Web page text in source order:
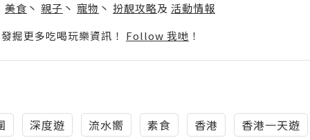
美食 丶 親子 丶 寵物 丶 扮靚攻略及 活動情報
掘更多吃喝玩樂資訊！ Follow 我哋 ！
深度遊 流水嚮 素食 香港 香港一天遊